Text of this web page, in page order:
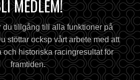
MEDLEM!
du tillgång till alla funktioner på
stöttar ocksp vårt arbete med att
och historiska racingresultat för
framtiden.